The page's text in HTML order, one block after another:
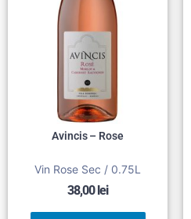
Avincis – Rose
Vin Rose Sec / 0.75L
38,00 lei